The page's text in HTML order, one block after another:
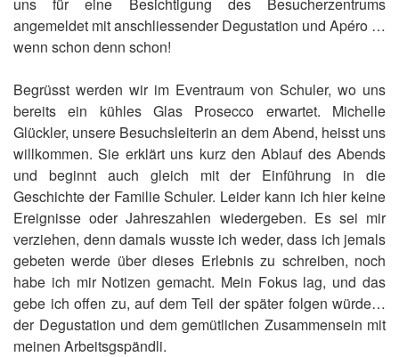
angemeldet mit anschliessender Degustation und Apéro …
wenn schon denn schon!
Begrüsst werden wir im Eventraum von Schuler, wo uns
bereits ein kühles Glas Prosecco erwartet. Michelle
Glückler, unsere Besuchsleiterin an dem Abend, heisst uns
willkommen. Sie erklärt uns kurz den Ablauf des Abends
und beginnt auch gleich mit der Einführung in die
Geschichte der Familie Schuler. Leider kann ich hier keine
Ereignisse oder Jahreszahlen wiedergeben. Es sei mir
verziehen, denn damals wusste ich weder, dass ich jemals
gebeten werde über dieses Erlebnis zu schreiben, noch
habe ich mir Notizen gemacht. Mein Fokus lag, und das
gebe ich offen zu, auf dem Teil der später folgen würde…
der Degustation und dem gemütlichen Zusammensein mit
meinen Arbeitsgspändli.